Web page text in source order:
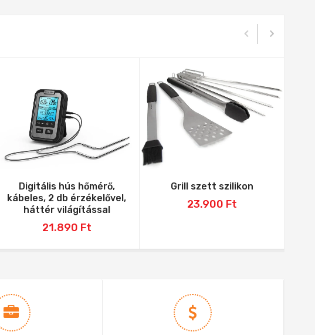
Digitális hús hőmérő,
kábeles, 2 db érzékelővel,
háttér világítással
21.890 Ft
Grill szett szilikon
23.900 Ft